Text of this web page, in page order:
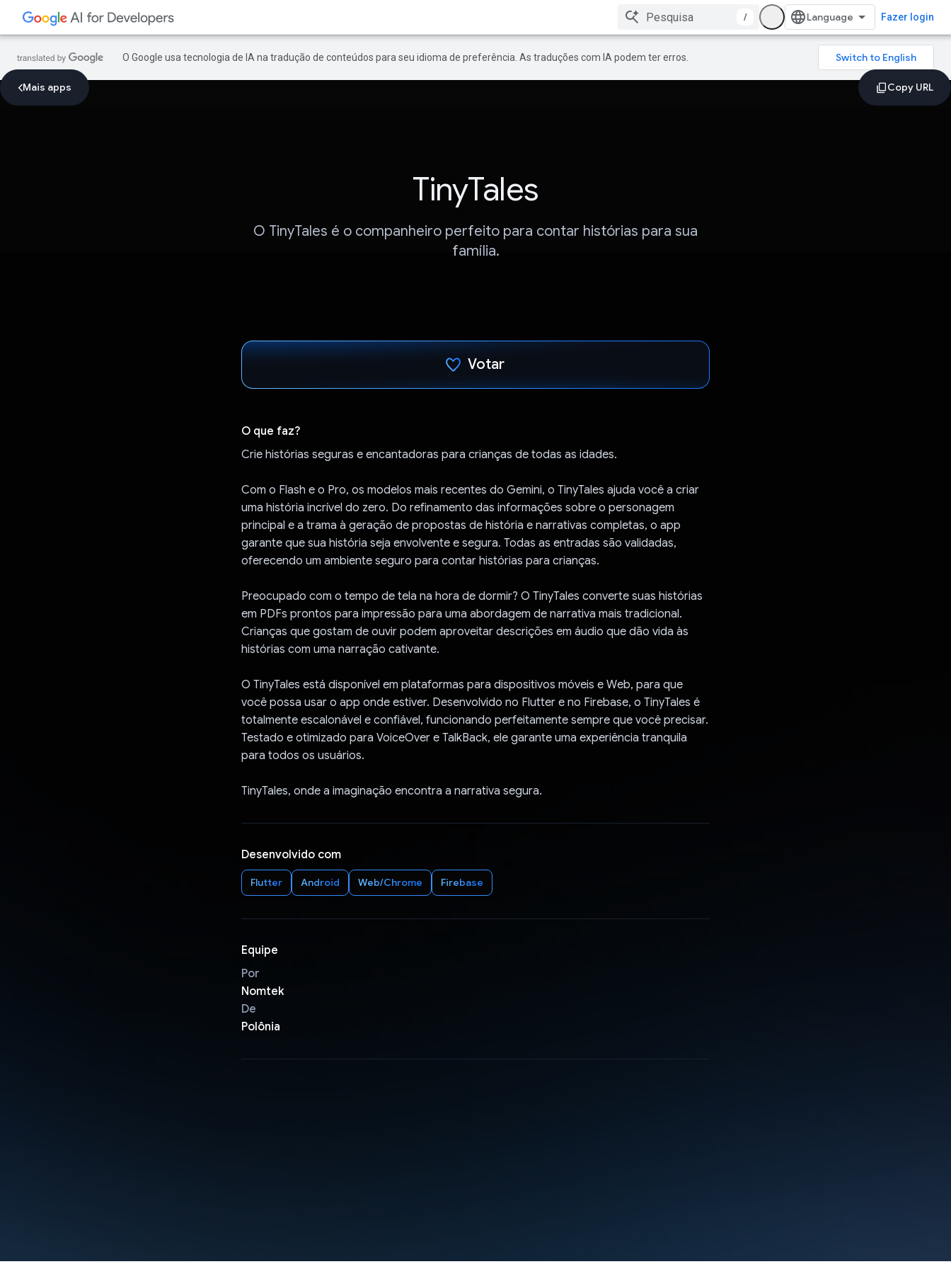
/ Fazer login
O Google usa tecnologia de IA na tradução de conteúdos para seu idioma de preferência. As traduções com IA podem ter erros.
Mais apps
TinyTales
O TinyTales é o companheiro perfeito para contar histórias para sua
família.
Votar
O que faz?
Crie histórias seguras e encantadoras para crianças de todas as idades.
Com o Flash e o Pro, os modelos mais recentes do Gemini, o TinyTales ajuda você a criar
uma história incrível do zero. Do refinamento das informações sobre o personagem
principal e a trama à geração de propostas de história e narrativas completas, o app
garante que sua história seja envolvente e segura. Todas as entradas são validadas,
oferecendo um ambiente seguro para contar histórias para crianças.
Preocupado com o tempo de tela na hora de dormir? O TinyTales converte suas histórias
em PDFs prontos para impressão para uma abordagem de narrativa mais tradicional.
Crianças que gostam de ouvir podem aproveitar descrições em áudio que dão vida às
histórias com uma narração cativante.
O TinyTales está disponível em plataformas para dispositivos móveis e Web, para que
você possa usar o app onde estiver. Desenvolvido no Flutter e no Firebase, o TinyTales é
totalmente escalonável e confiável, funcionando perfeitamente sempre que você precisar.
Testado e otimizado para VoiceOver e TalkBack, ele garante uma experiência tranquila
para todos os usuários.
TinyTales, onde a imaginação encontra a narrativa segura.
Desenvolvido com
Flutter Android Web/Chrome Firebase
Equipe
Por
Nomtek
De
Polônia